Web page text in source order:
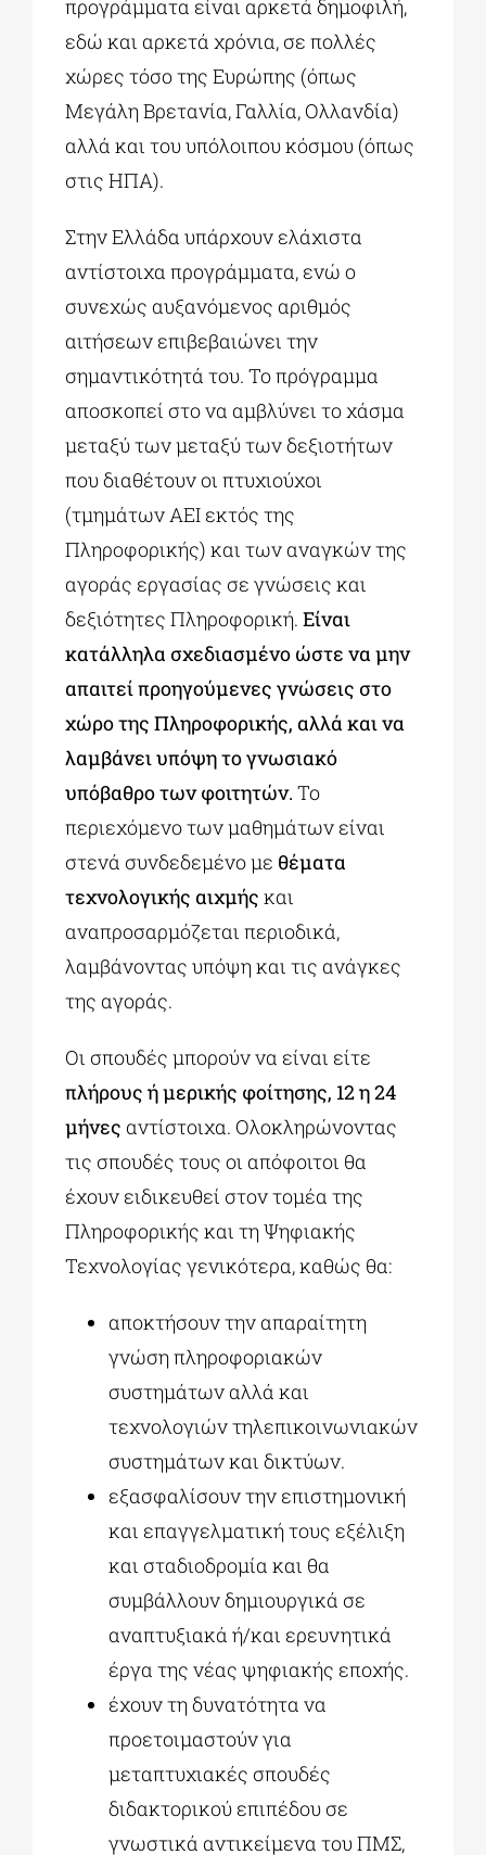
προγράμματα είναι αρκετά δημοφιλή,
εδώ και αρκετά χρόνια, σε πολλές
χώρες τόσο της Ευρώπης (όπως
Μεγάλη Βρετανία, Γαλλία, Ολλανδία)
αλλά και του υπόλοιπου κόσμου (όπως
στις ΗΠΑ).
Στην Ελλάδα υπάρχουν ελάχιστα
αντίστοιχα προγράμματα, ενώ ο
συνεχώς αυξανόμενος αριθμός
αιτήσεων επιβεβαιώνει την
σημαντικότητά του. Το πρόγραμμα
αποσκοπεί στο να αμβλύνει το χάσμα
μεταξύ των μεταξύ των δεξιοτήτων
που διαθέτουν οι πτυχιούχοι
(τμημάτων ΑΕΙ εκτός της
Πληροφορικής) και των αναγκών της
αγοράς εργασίας σε γνώσεις και
δεξιότητες Πληροφορική. Είναι
κατάλληλα σχεδιασμένο ώστε να μην
απαιτεί προηγούμενες γνώσεις στο
χώρο της Πληροφορικής, αλλά και να
λαμβάνει υπόψη το γνωσιακό
υπόβαθρο των φοιτητών. Το
περιεχόμενο των μαθημάτων είναι
στενά συνδεδεμένο με θέματα
τεχνολογικής αιχμής και
αναπροσαρμόζεται περιοδικά,
λαμβάνοντας υπόψη και τις ανάγκες
της αγοράς.
Οι σπουδές μπορούν να είναι είτε
πλήρους ή μερικής φοίτησης, 12 η 24
μήνες αντίστοιχα. Ολοκληρώνοντας
τις σπουδές τους οι απόφοιτοι θα
έχουν ειδικευθεί στον τομέα της
Πληροφορικής και τη Ψηφιακής
Τεχνολογίας γενικότερα, καθώς θα:
αποκτήσουν την απαραίτητη
γνώση πληροφοριακών
συστημάτων αλλά και
τεχνολογιών τηλεπικοινωνιακών
συστημάτων και δικτύων.
εξασφαλίσουν την επιστημονική
και επαγγελματική τους εξέλιξη
και σταδιοδρομία και θα
συμβάλλουν δημιουργικά σε
αναπτυξιακά ή/και ερευνητικά
έργα της νέας ψηφιακής εποχής.
έχουν τη δυνατότητα να
προετοιμαστούν για
μεταπτυχιακές σπουδές
διδακτορικού επιπέδου σε
γνωστικά αντικείμενα του ΠΜΣ,